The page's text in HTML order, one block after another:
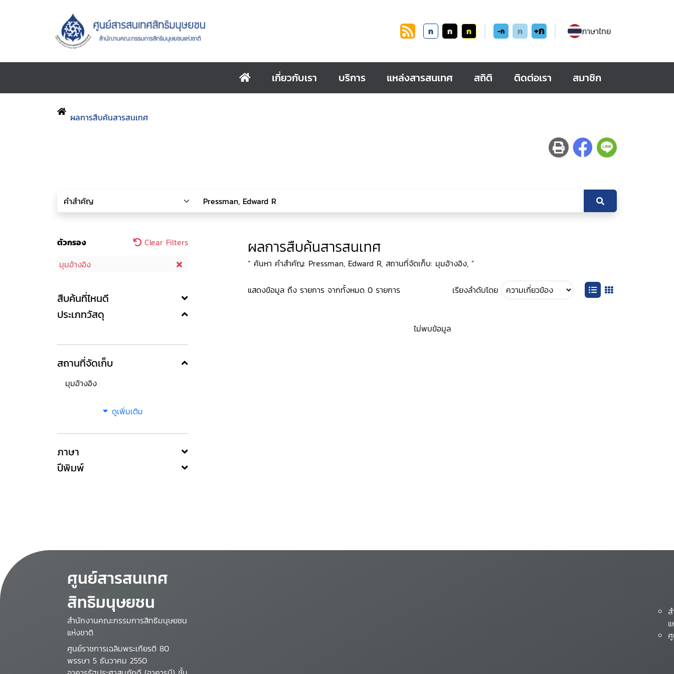
ก ก ก -ก ก +ก ภาษาไทย
เกี่ยวกับเรา บริการ แหล่งสารสนเทศ สถิติ ติดต่อเรา สมาชิก
ผลการสืบค้นสารสนเทศ
ตัวกรอง
Clear Filters
มุมอ้างอิง
สืบค้นที่ไหนดี
ประเภทวัสดุ
สถานที่จัดเก็บ
มุมอ้างอิง
ดูเพิ่มเติม
ภาษา
ปีพิมพ์
ผลการสืบค้นสารสนเทศ
“ ค้นหา คำสำคัญ: Pressman, Edward R, สถานที่จัดเก็บ: มุมอ้างอิง, ”
แสดงข้อมูล ถึง รายการ จากทั้งหมด 0 รายการ เรียงลำดับโดย
ไม่พบข้อมูล
ศูนย์สารสนเทศ
สิทธิมนุษยชน
สำนักงานคณะกรรมการสิทธิมนุษยชน
แห่งชาติ
ศูนย์ราชการเฉลิมพระเกียรติ 80
พรรษา 5 ธันวาคม 2550